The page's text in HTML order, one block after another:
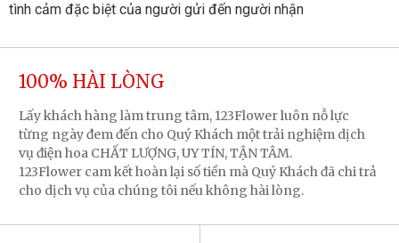
tình cảm đặc biệt của người gửi đến người nhận
100% HÀI LÒNG
Lấy khách hàng làm trung tâm, 123Flower luôn nỗ lực
từng ngày đem đến cho Quý Khách một trải nghiệm dịch
vụ điện hoa CHẤT LƯỢNG, UY TÍN, TẬN TÂM.
123Flower cam kết hoàn lại số tiền mà Quý Khách đã chi trả
cho dịch vụ của chúng tôi nếu không hài lòng.